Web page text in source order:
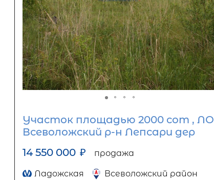
Участок площадью 2000 сот , ЛО
Всеволожский р-н Лепсари дер
14 550 000 ₽ продажа
Ладожская Всеволожский район